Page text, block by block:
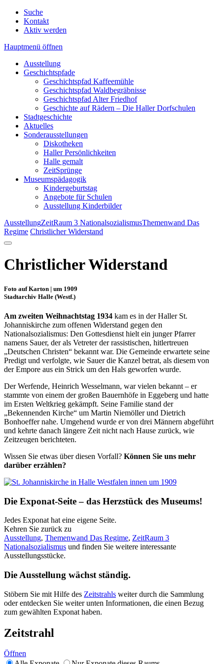
Suche
Kontakt
Aktiv werden
Hauptmenü öffnen
Ausstellung
Geschichtspfade
Geschichtspfad Kaffeemühle
Geschichtspfad Waldbegräbnisse
Geschichtspfad Alter Friedhof
Geschichte auf Rädern – Die Haller Dorfschulen
Stadtgeschichte
Aktuelles
Sonderausstellungen
Diskotheken
Haller Persönlichkeiten
Halle gemalt
ZeitSprünge
Museumspädagogik
Kindergeburtstag
Angebote für Schulen
Ausstellung Kinderbilder
AusstellungZeitRaum 3 NationalsozialismusThemenwand Das
Regime Christlicher Widerstand
Christlicher Widerstand
Foto auf Karton | um 1909
Stadtarchiv Halle (Westf.)
Am zweiten Weihnachtstag 1934 kam es in der Haller St.
Johanniskirche zum offenen Widerstand gegen den
Nationalsozialismus: Den Gottesdienst hielt ein junger Pfarrer
namens Sauer, der als Vetreter der rassistischen, hitlertreuen
„Deutschen Christen“ bekannt war. Die Gemeinde erwartete seine
Predigt und verfolgte, wie Sauer die Kanzel betrat, als diesem von
der Empore aus ein Strick um den Hals geworfen wurde.
Der Werfende, Heinrich Wesselmann, war vielen bekannt – er
stammte von einem der großen Bauernhöfe in Eggeberg und hatte
im Ersten Weltkrieg gekämpft. Seine Familie stand der
„Bekennenden Kirche“ um Martin Niemöller und Dietrich
Bonhoeffer nahe. Umgehend wurde er von drei Männern abgeführt
und kehrte danach längere Zeit nicht nach Hause zurück, wie
Zeitzeugen berichteten.
Wissen Sie etwas über diesen Vorfall? Können Sie uns mehr
darüber erzählen?
Die Exponat-Seite – das Herzstück des Museums!
Jedes Exponat hat eine eigene Seite.
Kehren Sie zurück zu
Ausstellung, Themenwand Das Regime, ZeitRaum 3
Nationalsozialismus und finden Sie weitere interessante
Ausstellungsstücke.
Die Ausstellung wächst ständig.
Stöbern Sie mit Hilfe des Zeitstrahls weiter durch die Sammlung
oder entdecken Sie weiter unten Informationen, die einen Bezug
zum gewählten Exponat haben.
Zeitstrahl
Öffnen